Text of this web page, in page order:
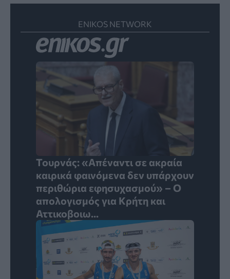
ENIKOS NETWORK
Τουρνάς: «Απέναντι σε ακραία
καιρικά φαινόμενα δεν υπάρχουν
περιθώρια εφησυχασμού» – Ο
απολογισμός για Κρήτη και
Αττικοβοιω...